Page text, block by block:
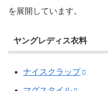
を展開しています。
ヤングレディス衣料
ナイスクラップ